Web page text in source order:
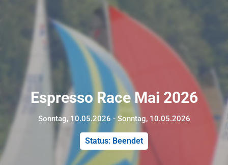
Espresso Race Mai 2026
Sonntag, 10.05.2026 - Sonntag, 10.05.2026
Status: Beendet